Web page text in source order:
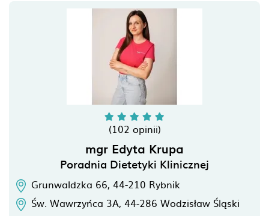
(102 opinii)
mgr Edyta Krupa
Poradnia Dietetyki Klinicznej
Grunwaldzka 66, 44-210 Rybnik
Św. Wawrzyńca 3A, 44-286 Wodzisław Śląski